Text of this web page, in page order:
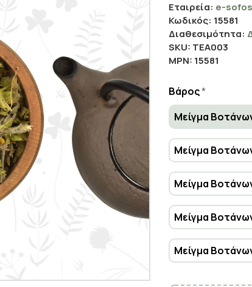
Εταιρεία: e-sofos
Κωδικός: 15581
Διαθεσιμότητα:
SKU: ΤΕΑ003
MPN: 15581
Βάρος
Μείγμα
Μείγμα
Μείγμα
Μείγμα
Μείγμα